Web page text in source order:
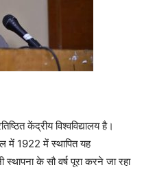
केंद्रीय विश्वविद्यालय है।
में 1922 में स्थापित यह
स्थापना के सौ वर्ष पूरा करने जा रहा